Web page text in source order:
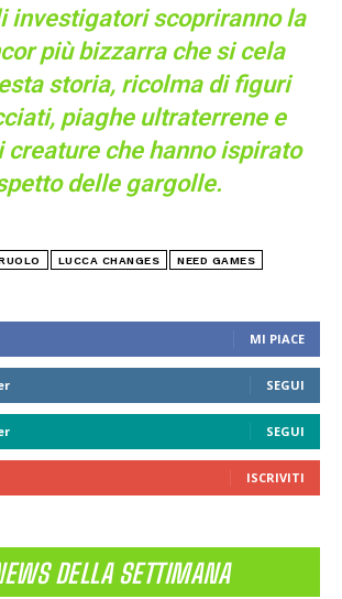
MI PIACE
SEGUI
SEGUI
ISCRIVITI
DELLA SETTIMANA
investigatori scopriranno la
più bizzarra che si cela
storia, ricolma di figuri
piaghe ultraterrene e
che hanno ispirato
delle gargolle.
LUCCA CHANGES NEED GAMES